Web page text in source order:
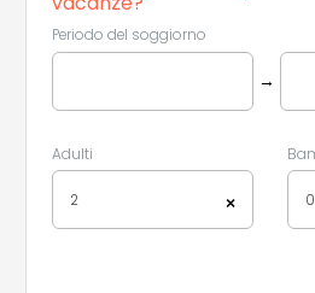
Periodo del soggiorno
→
Adulti
×
2 0